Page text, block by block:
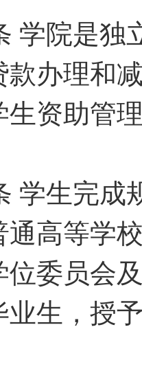
学院是独
款办理和
生资助管
学生完成
通高等学
位委员会
业生，授